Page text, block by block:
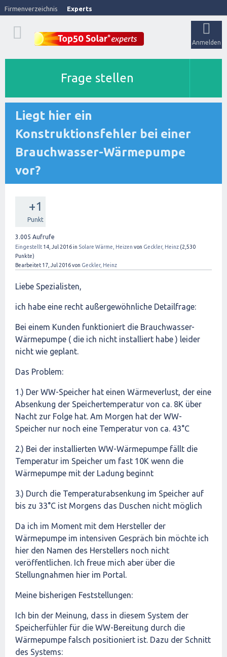
Firmenverzeichnis Experts
Anmelden
Frage stellen
Liegt hier ein
Konstruktionsfehler bei einer
Brauchwasser-Wärmepumpe
vor?
+1
Punkt
3.005 Aufrufe
Eingestellt 14, Jul 2016in Solare Wärme, Heizen von Geckler, Heinz (2,530
Punkte)
Bearbeitet 17, Jul 2016von Geckler, Heinz
Liebe Spezialisten,
ich habe eine recht außergewöhnliche Detailfrage:
Bei einem Kunden funktioniert die Brauchwasser-
Wärmepumpe ( die ich nicht installiert habe ) leider
nicht wie geplant.
Das Problem:
1.) Der WW-Speicher hat einen Wärmeverlust, der eine
Absenkung der Speichertemperatur von ca. 8K über
Nacht zur Folge hat. Am Morgen hat der WW-
Speicher nur noch eine Temperatur von ca. 43°C
2.) Bei der installierten WW-Wärmepumpe fällt die
Temperatur im Speicher um fast 10K wenn die
Wärmepumpe mit der Ladung beginnt
3.) Durch die Temperaturabsenkung im Speicher auf
bis zu 33°C ist Morgens das Duschen nicht möglich
Da ich im Moment mit dem Hersteller der
Wärmepumpe im intensiven Gespräch bin möchte ich
hier den Namen des Herstellers noch nicht
veröffentlichen. Ich freue mich aber über die
Stellungnahmen hier im Portal.
Meine bisherigen Feststellungen:
Ich bin der Meinung, dass in diesem System der
Speicherfühler für die WW-Bereitung durch die
Wärmepumpe falsch positioniert ist. Dazu der Schnitt
des Systems: